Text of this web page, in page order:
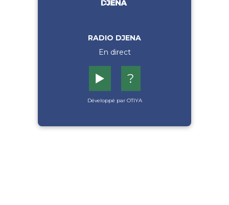
RADIO DJENA
En direct
▶️ ?
Développé par OTIYA